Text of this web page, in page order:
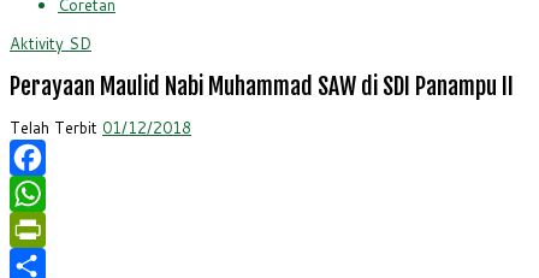
Coretan
Aktivity SD
Perayaan Maulid Nabi Muhammad SAW di SDI Panampu II
Telah Terbit 01/12/2018
Facebook
WhatsApp
PrintFriendly